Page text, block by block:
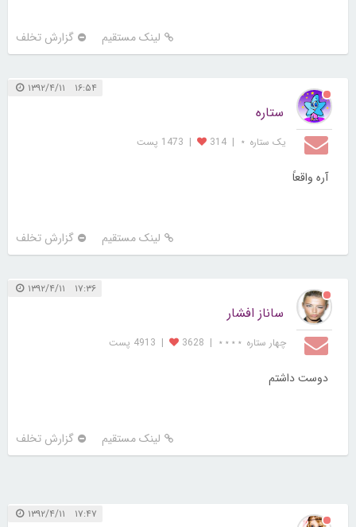
لینک مستقیم گزارش تخلف
۱۶:۵۴ ۱۳۹۲/۴/۱۱
ستاره
یک ستاره ⋆ |
314
| 1473 پست
آره واقعاً
لینک مستقیم گزارش تخلف
۱۷:۳۶ ۱۳۹۲/۴/۱۱
ساناز افشار
چهار ستاره ⋆⋆⋆⋆ |
3628
| 4913 پست
دوست داشتم
لینک مستقیم گزارش تخلف
۱۷:۴۷ ۱۳۹۲/۴/۱۱